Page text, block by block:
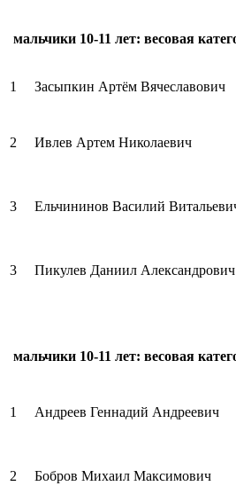
мальчики 10-11 лет: весовая
1 Засыпкин Артём Вячеславович
2 Ивлев Артем Николаевич
3 Ельчининов Василий
3 Пикулев Даниил Александрович
мальчики 10-11 лет: весовая
1 Андреев Геннадий Андреевич
2 Бобров Михаил Максимович